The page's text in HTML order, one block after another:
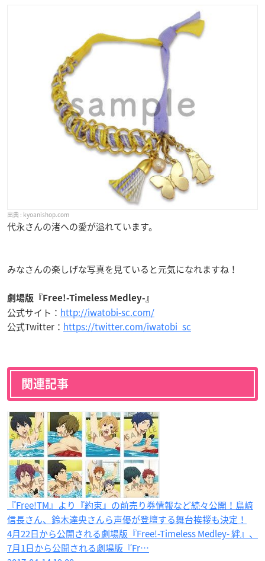
kyoanishop.com
代永さんの渚への愛が溢れています。
みなさんの楽しげな写真を見ていると元気になれますね！
劇場版『Free!-Timeless Medley-』
公式サイト： http://iwatobi-sc.com/
公式Twitter： https://twitter.com/iwatobi_sc
関連記事
『Free!TM』より『約束』の前売り券情報など続々公開！島﨑
信長さん、鈴木達央さん​ら声優が登壇する舞台挨拶も決定！
4月22日から公開される劇場版『Free!-Timeless Medley- 絆』、
7月1日から公開される劇場版『Fr…